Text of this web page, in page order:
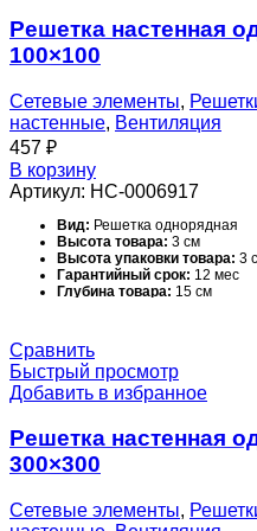
Область применения:
Поверхность:
Серия:
Срок службы:10 лет
Температурный диапазон
Тип вентиляционной
Типоразмер:
Цвет корпуса: Белый - RAL
Ширина товара:35 см
Решетка настенная
100×100
Сетевые элементы,
настенные, Вентиляция
457 ₽
В корзину
Артикул: НС-0006917
Вид: Решетка однорядная
Высота товара: 3 см
Высота упаковки товара: 3
Гарантийный срок: 12 мес
Глубина товара: 15 см
Материал корпуса:
Набор крепежных
Назначение и соответствие:
системах вентиляции,
Область применения:
Поверхность:
Серия:
Срок службы:10 лет
Температурный диапазон
Сравнить
Быстрый просмотр
Добавить в избранное
Решетка настенная
300×300
Сетевые элементы,